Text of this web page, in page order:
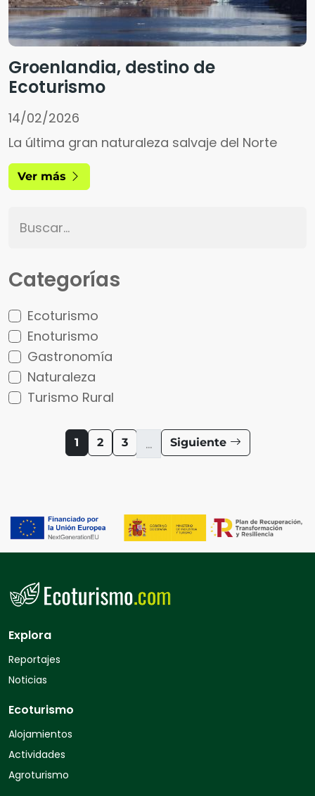
Groenlandia, destino de
Ecoturismo
14/02/2026
La última gran naturaleza salvaje del Norte
Ver más
Categorías
Ecoturismo
Enoturismo
Gastronomía
Naturaleza
Turismo Rural
Página actual
1 Página
2 Página
3 … Siguiente
Siguiente
Explora
Reportajes
Noticias
Ecoturismo
Alojamientos
Actividades
Agroturismo